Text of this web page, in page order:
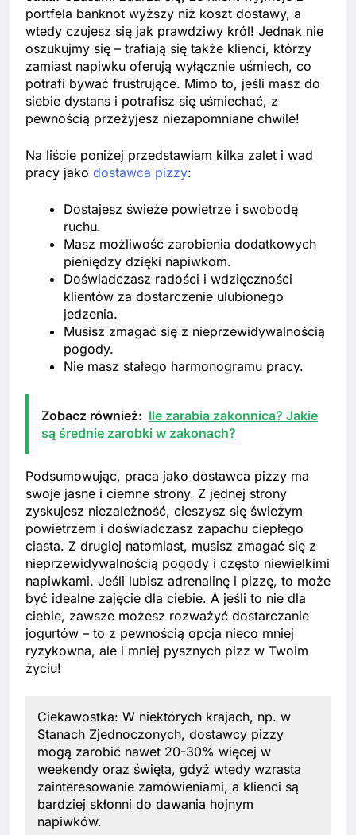
portfela banknot wyższy niż koszt dostawy, a
wtedy czujesz się jak prawdziwy król! Jednak nie
oszukujmy się – trafiają się także klienci, którzy
zamiast napiwku oferują wyłącznie uśmiech, co
potrafi bywać frustrujące. Mimo to, jeśli masz do
siebie dystans i potrafisz się uśmiechać, z
pewnością przeżyjesz niezapomniane chwile!
Na liście poniżej przedstawiam kilka zalet i wad
pracy jako dostawca pizzy:
Dostajesz świeże powietrze i swobodę
ruchu.
Masz możliwość zarobienia dodatkowych
pieniędzy dzięki napiwkom.
Doświadczasz radości i wdzięczności
klientów za dostarczenie ulubionego
jedzenia.
Musisz zmagać się z nieprzewidywalnością
pogody.
Nie masz stałego harmonogramu pracy.
Zobacz również: Ile zarabia zakonnica? Jakie
są średnie zarobki w zakonach?
Podsumowując, praca jako dostawca pizzy ma
swoje jasne i ciemne strony. Z jednej strony
zyskujesz niezależność, cieszysz się świeżym
powietrzem i doświadczasz zapachu ciepłego
ciasta. Z drugiej natomiast, musisz zmagać się z
nieprzewidywalnością pogody i często niewielkimi
napiwkami. Jeśli lubisz adrenalinę i pizzę, to może
być idealne zajęcie dla ciebie. A jeśli to nie dla
ciebie, zawsze możesz rozważyć dostarczanie
jogurtów – to z pewnością opcja nieco mniej
ryzykowna, ale i mniej pysznych pizz w Twoim
życiu!
Ciekawostka: W niektórych krajach, np. w
Stanach Zjednoczonych, dostawcy pizzy
mogą zarobić nawet 20-30% więcej w
weekendy oraz święta, gdyż wtedy wzrasta
zainteresowanie zamówieniami, a klienci są
bardziej skłonni do dawania hojnym
napiwków.